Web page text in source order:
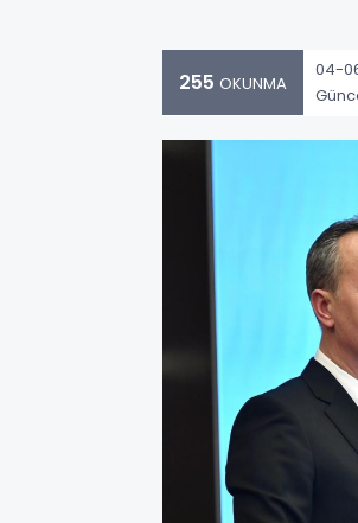
255 OKUNMA
04-